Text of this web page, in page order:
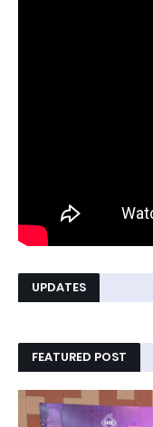
UPDATES
FEATURED POST